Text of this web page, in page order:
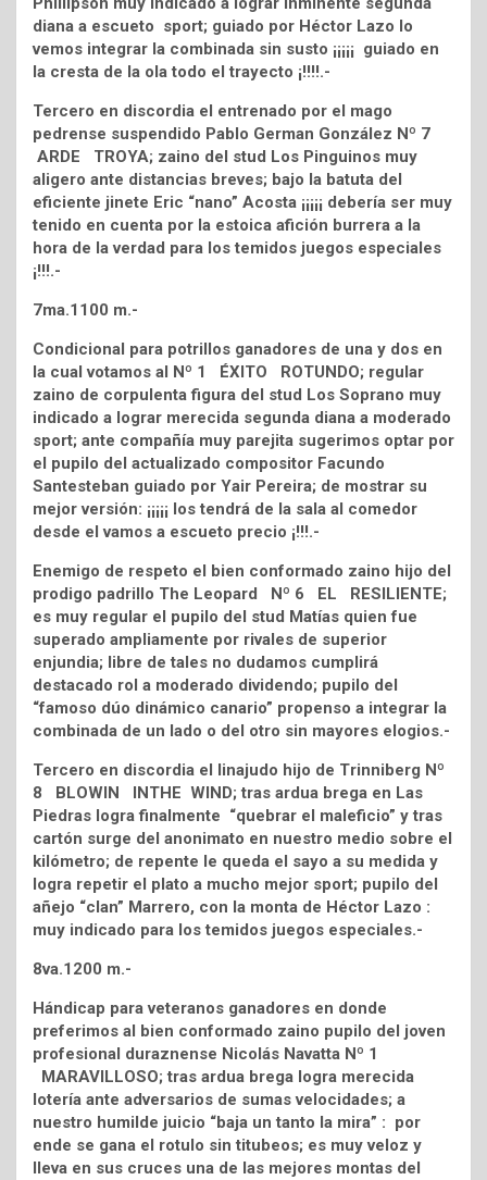
diana a escueto sport; guiado por Héctor Lazo lo
vemos integrar la combinada sin susto ¡¡¡¡¡ guiado en
la cresta de la ola todo el trayecto ¡!!!!.-
Tercero en discordia el entrenado por el mago
pedrense suspendido Pablo German González Nº 7
ARDE TROYA; zaino del stud Los Pinguinos muy
aligero ante distancias breves; bajo la batuta del
eficiente jinete Eric “nano” Acosta ¡¡¡¡¡ debería ser muy
tenido en cuenta por la estoica afición burrera a la
hora de la verdad para los temidos juegos especiales
¡!!!.-
7ma.1100 m.-
Condicional para potrillos ganadores de una y dos en
la cual votamos al Nº 1 ÉXITO ROTUNDO; regular
zaino de corpulenta figura del stud Los Soprano muy
indicado a lograr merecida segunda diana a moderado
sport; ante compañía muy parejita sugerimos optar por
el pupilo del actualizado compositor Facundo
Santesteban guiado por Yair Pereira; de mostrar su
mejor versión: ¡¡¡¡¡ los tendrá de la sala al comedor
desde el vamos a escueto precio ¡!!!.-
Enemigo de respeto el bien conformado zaino hijo del
prodigo padrillo The Leopard Nº 6 EL RESILIENTE;
es muy regular el pupilo del stud Matías quien fue
superado ampliamente por rivales de superior
enjundia; libre de tales no dudamos cumplirá
destacado rol a moderado dividendo; pupilo del
“famoso dúo dinámico canario” propenso a integrar la
combinada de un lado o del otro sin mayores elogios.-
Tercero en discordia el linajudo hijo de Trinniberg Nº
8 BLOWIN INTHE WIND; tras ardua brega en Las
Piedras logra finalmente “quebrar el maleficio” y tras
cartón surge del anonimato en nuestro medio sobre el
kilómetro; de repente le queda el sayo a su medida y
logra repetir el plato a mucho mejor sport; pupilo del
añejo “clan” Marrero, con la monta de Héctor Lazo :
muy indicado para los temidos juegos especiales.-
8va.1200 m.-
Hándicap para veteranos ganadores en donde
preferimos al bien conformado zaino pupilo del joven
profesional duraznense Nicolás Navatta Nº 1
MARAVILLOSO; tras ardua brega logra merecida
lotería ante adversarios de sumas velocidades; a
nuestro humilde juicio “baja un tanto la mira” : por
ende se gana el rotulo sin titubeos; es muy veloz y
lleva en sus cruces una de las mejores montas del